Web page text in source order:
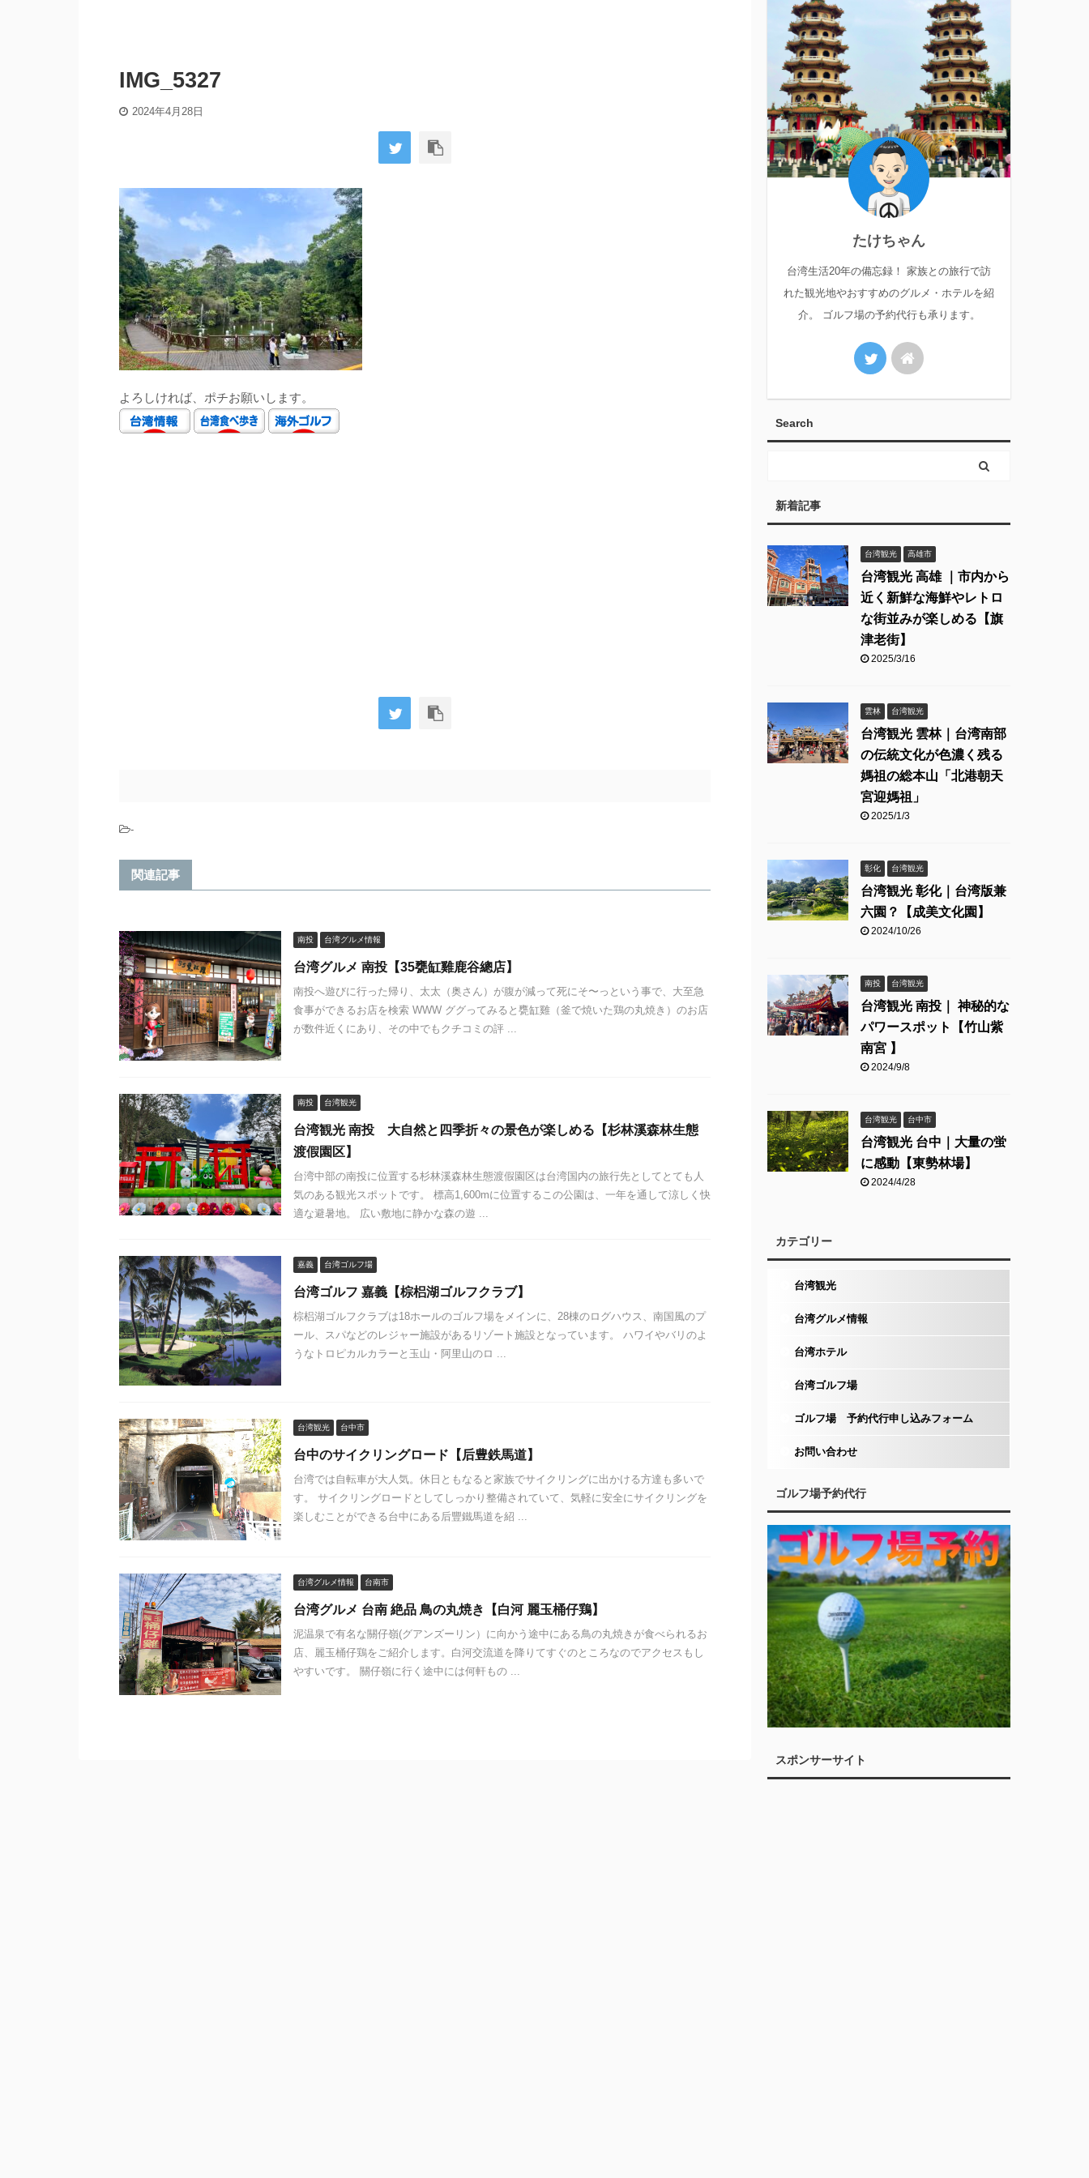
IMG_5327
2024年4月28日
よろしければ、ポチお願いします。
-
関連記事
南投 台湾グルメ情報
台湾グルメ 南投【35甕缸雞鹿谷總店】
南投へ遊びに行った帰り、太太（奥さん）が腹が減って死にそ〜っという事で、大至急
食事ができるお店を検索 WWW ググってみると甕缸雞（釜で焼いた鶏の丸焼き）のお店
が数件近くにあり、その中でもクチコミの評 ...
南投 台湾観光
台湾観光 南投 大自然と四季折々の景色が楽しめる【杉林溪森林生態
渡假園区】
台湾中部の南投に位置する杉林溪森林生態渡假園区は台湾国内の旅行先としてとても人
気のある観光スポットです。 標高1,600mに位置するこの公園は、一年を通して涼しく快
適な避暑地。 広い敷地に静かな森の遊 ...
嘉義 台湾ゴルフ場
台湾ゴルフ 嘉義【棕梠湖ゴルフクラブ】
棕梠湖ゴルフクラブは18ホールのゴルフ場をメインに、28棟のログハウス、南国風のプ
ール、スパなどのレジャー施設があるリゾート施設となっています。 ハワイやバリのよ
うなトロピカルカラーと玉山・阿里山のロ ...
台湾観光 台中市
台中のサイクリングロード【后豊鉄馬道】
台湾では自転車が大人気。休日ともなると家族でサイクリングに出かける方達も多いで
す。 サイクリングロードとしてしっかり整備されていて、気軽に安全にサイクリングを
楽しむことができる台中にある后豐鐵馬道を紹 ...
台湾グルメ情報 台南市
台湾グルメ 台南 絶品 鳥の丸焼き【白河 麗玉桶仔鶏】
泥温泉で有名な關仔嶺(グアンズーリン）に向かう途中にある鳥の丸焼きが食べられるお
店、麗玉桶仔鶏をご紹介します。白河交流道を降りてすぐのところなのでアクセスもし
やすいです。 關仔嶺に行く途中には何軒もの ...
たけちゃん
台湾生活20年の備忘録！ 家族との旅行で訪
れた観光地やおすすめのグルメ・ホテルを紹
介。 ゴルフ場の予約代行も承ります。
Search
新着記事
台湾観光 高雄市
台湾観光 高雄 ｜市内から
近く新鮮な海鮮やレトロ
な街並みが楽しめる【旗
津老街】
2025/3/16
雲林 台湾観光
台湾観光 雲林｜台湾南部
の伝統文化が色濃く残る
媽祖の総本山「北港朝天
宮迎媽祖」
2025/1/3
彰化 台湾観光
台湾観光 彰化｜台湾版兼
六園？【成美文化園】
2024/10/26
南投 台湾観光
台湾観光 南投｜ 神秘的な
パワースポット【竹山紫
南宮 】
2024/9/8
台湾観光 台中市
台湾観光 台中｜大量の蛍
に感動【東勢林場】
2024/4/28
カテゴリー
台湾観光
台湾グルメ情報
台湾ホテル
台湾ゴルフ場
ゴルフ場 予約代行申し込みフォーム
お問い合わせ
ゴルフ場予約代行
スポンサーサイト